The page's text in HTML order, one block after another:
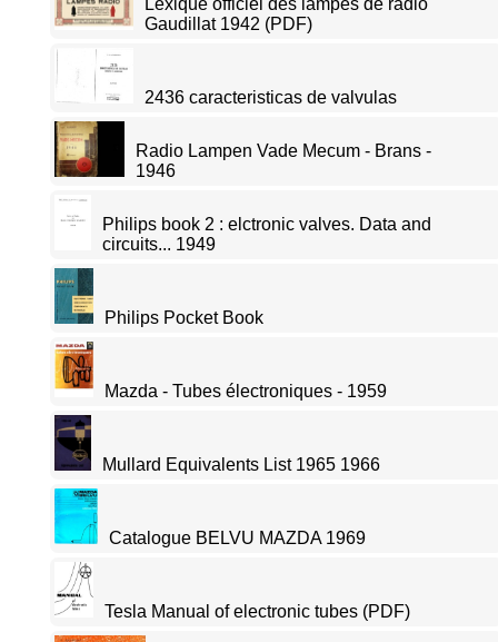
Lexique officiel des lampes de radio
Gaudillat 1942 (PDF)
2436 caracteristicas de valvulas
Radio Lampen Vade Mecum - Brans -
1946
Philips book 2 : elctronic valves. Data and
circuits... 1949
Philips Pocket Book
Mazda - Tubes électroniques - 1959
Mullard Equivalents List 1965 1966
Catalogue BELVU MAZDA 1969
Tesla Manual of electronic tubes (PDF)